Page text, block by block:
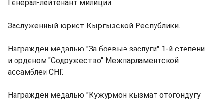
Генерал-лейтенант милиции.
Заслуженный юрист Кыргызской Республики.
Награжден медалью "За боевые заслуги" 1-й степени
и орденом "Содружество" Межпарламентской
ассамблеи СНГ.
Награжден медалью "Кужурмон кызмат отогондугу